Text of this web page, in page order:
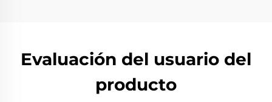
Evaluación del usuario del
producto